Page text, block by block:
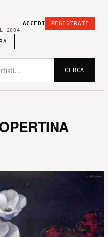
2004
ACCEDI REGISTRATI
CERCA